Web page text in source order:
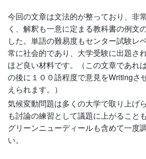
今回の文章は文法的が整っており、非
く、解釈も一意に定まる教科書の例文
した。単語の難易度もセンター試験レ
常に社会的であり、大学受験に出題さ
ほど良い材料です。（この文章であれ
の後に１００語程度で意見をWritingさ
えられます。）
気候変動問題は多くの大学で取り上げ
も討論の練習として議題に上がること
グリーンニューディールも含めて一度
い。